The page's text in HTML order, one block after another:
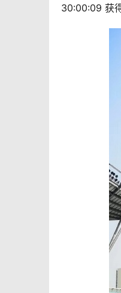
30:00:09 获